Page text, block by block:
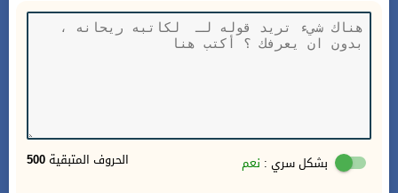
500 الحروف المتبقية بشكل سري : نعم